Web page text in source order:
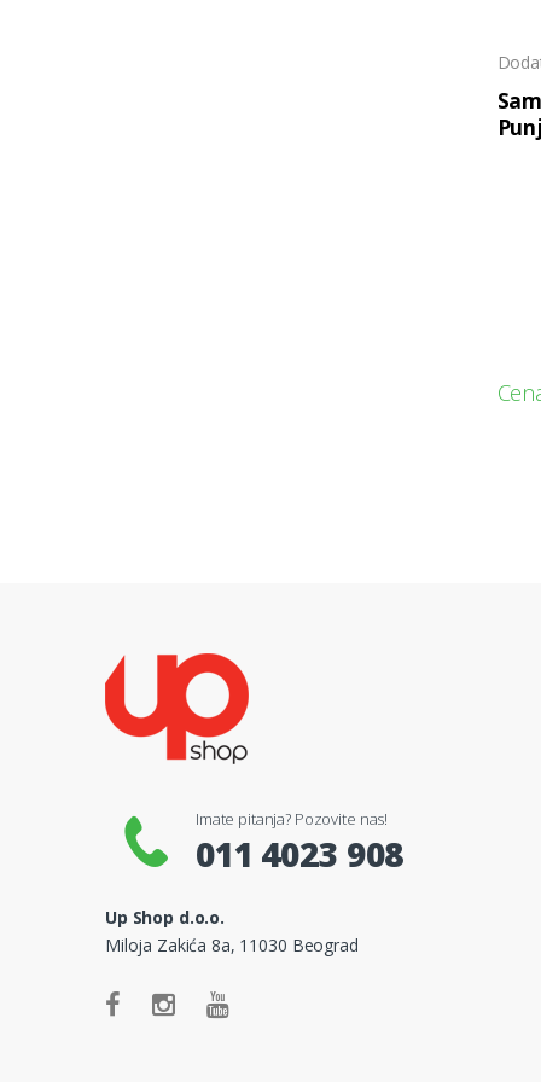
Imate pitanja? Pozovite nas!
011 4023 908
Up Shop d.o.o.
Miloja Zakića 8a, 11030 Beograd